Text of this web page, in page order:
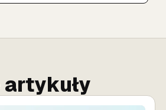
artykuły